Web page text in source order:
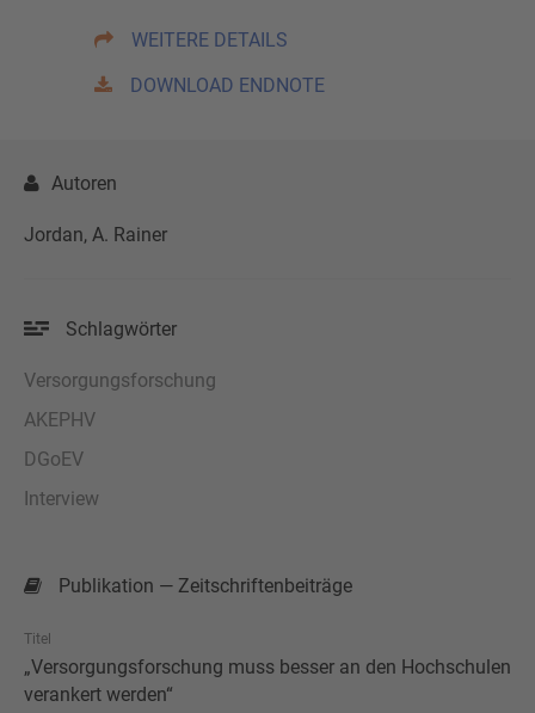
WEITERE DETAILS
DOWNLOAD ENDNOTE
Autoren
Jordan, A. Rainer
Schlagwörter
Versorgungsforschung
AKEPHV
DGoEV
Interview
Publikation — Zeitschriftenbeiträge
Titel
„Versorgungsforschung muss besser an den Hochschulen
verankert werden“